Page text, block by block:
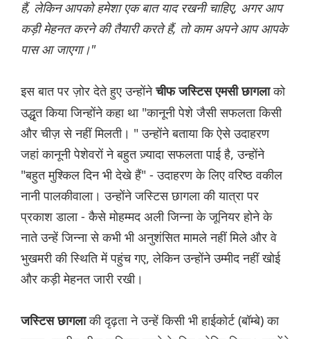
हैं, लेकिन आपको हमेशा एक बात याद रखनी चाहिए, अगर आप
कड़ी मेहनत करने की तैयारी करते हैं, तो काम अपने आप आपके
पास आ जाएगा।"
इस बात पर ज़ोर देते हुए उन्होंनेचीफ जस्टिस एमसी छागलाको
उद्धृत किया जिन्होंने कहा था "कानूनी पेशे जैसी सफलता किसी
और चीज़ से नहीं मिलती। " उन्होंने बताया कि ऐसे उदाहरण
जहां कानूनी पेशेवरों ने बहुत ज़्यादा सफलता पाई है, उन्होंने
"बहुत मुश्किल दिन भी देखे हैं" - उदाहरण के लिए वरिष्ठ वकील
नानी पालकीवाला। उन्होंने जस्टिस छागला की यात्रा पर
प्रकाश डाला - कैसे मोहम्मद अली जिन्ना के जूनियर होने के
नाते उन्हें जिन्ना से कभी भी अनुशंसित मामले नहीं मिले और वे
भुखमरी की स्थिति में पहुंच गए, लेकिन उन्होंने उम्मीद नहीं खोई
और कड़ी मेहनत जारी रखी।
जस्टिस छागलाकी दृढ़ता ने उन्हें किसी भी हाईकोर्ट (बॉम्बे) का